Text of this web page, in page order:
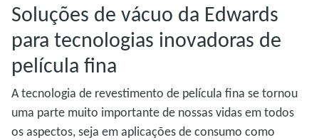
Soluções de vácuo da Edwards
para tecnologias inovadoras de
película fina
A tecnologia de revestimento de película fina se tornou
uma parte muito importante de nossas vidas em todos
os aspectos, seja em aplicações de consumo como